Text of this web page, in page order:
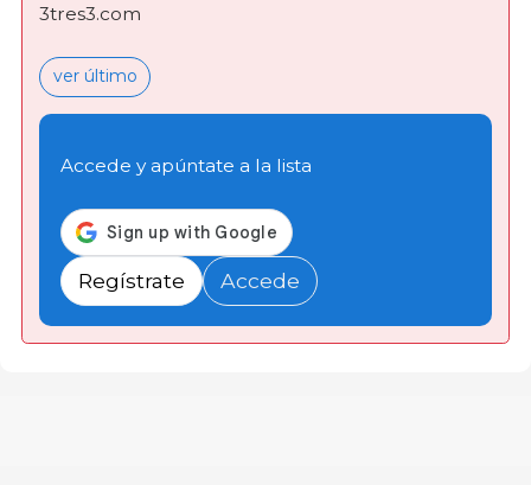
3tres3.com
ver último
Accede y apúntate a la lista
Regístrate Accede